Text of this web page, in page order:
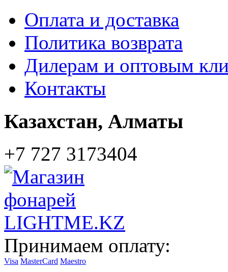
Оплата и доставка
Политика возврата
Дилерам и оптовым
Контакты
Казахстан, Алматы
+7 727 3173404
Принимаем оплату:
Visa MasterCard Maestro